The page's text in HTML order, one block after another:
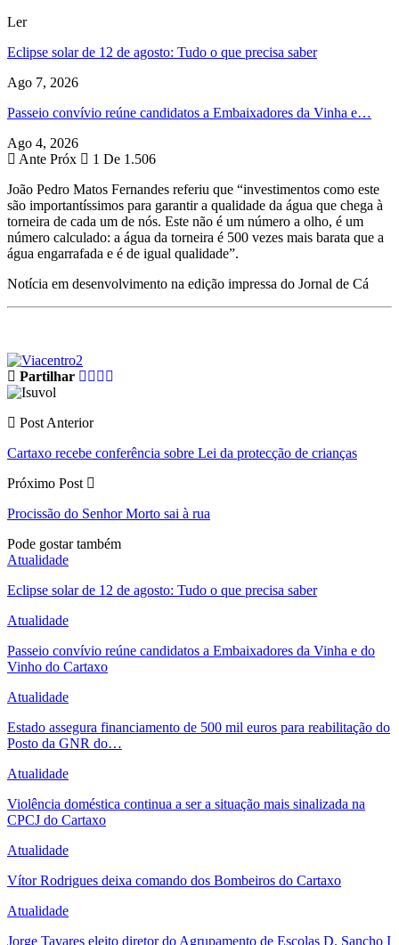
Ler
Eclipse solar de 12 de agosto: Tudo o que precisa saber
Ago 7, 2026
Passeio convívio reúne candidatos a Embaixadores da Vinha e…
Ago 4, 2026
Ante Próx
1 De 1.506
João Pedro Matos Fernandes referiu que “investimentos como este
são importantíssimos para garantir a qualidade da água que chega à
torneira de cada um de nós. Este não é um número a olho, é um
número calculado: a água da torneira é 500 vezes mais barata que a
água engarrafada e é de igual qualidade”.
Notícia em desenvolvimento na edição impressa do Jornal de Cá
Partilhar
Post Anterior
Cartaxo recebe conferência sobre Lei da protecção de crianças
Próximo Post
Procissão do Senhor Morto sai à rua
Pode gostar também
Atualidade
Eclipse solar de 12 de agosto: Tudo o que precisa saber
Atualidade
Passeio convívio reúne candidatos a Embaixadores da Vinha e do
Vinho do Cartaxo
Atualidade
Estado assegura financiamento de 500 mil euros para reabilitação do
Posto da GNR do…
Atualidade
Violência doméstica continua a ser a situação mais sinalizada na
CPCJ do Cartaxo
Atualidade
Vítor Rodrigues deixa comando dos Bombeiros do Cartaxo
Atualidade
Jorge Tavares eleito diretor do Agrupamento de Escolas D. Sancho I